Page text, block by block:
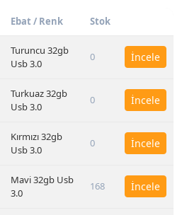
Ebat / Renk Stok
Turuncu 32gb
Usb 3.0
0 İncele
Turkuaz 32gb
Usb 3.0
0 İncele
Kırmızı 32gb
Usb 3.0
0 İncele
Mavi 32gb Usb
3.0
168 İncele